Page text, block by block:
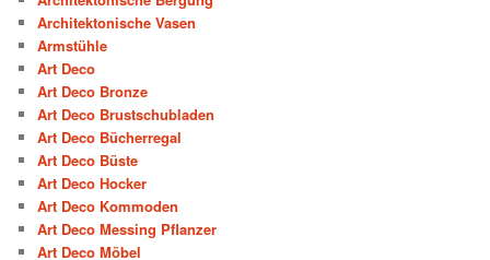
Architektonische Vasen
Armstühle
Art Deco
Art Deco Bronze
Art Deco Brustschubladen
Art Deco Bücherregal
Art Deco Büste
Art Deco Hocker
Art Deco Kommoden
Art Deco Messing Pflanzer
Art Deco Möbel